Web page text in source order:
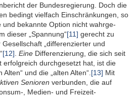
der Bundesregierung. Doch die
bedingt vielfach Ein­schränkungen, so
und bekannte Option nicht wahrge­
dieser „Spannung“[11] gerecht zu
„differen­zierter und
[12] Eine Differen­zierung, die sich seit
erfolg­reich durch­gesetzt hat, ist die
und die „alten Alten“. [13] Mit
Senioren verbunden, die auf
, Medien- und Freizeit­